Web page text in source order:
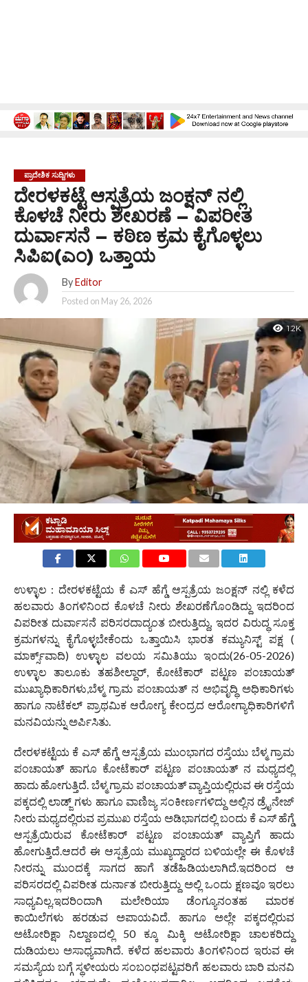
ಪ್ರಾದೇಶಿಕ ಸುದ್ದಿಗಳು
ದೇರಳಕಟ್ಟೆ ಆಸ್ಪತ್ರೆಯ ಜಂಕ್ಷನ್ ನಲ್ಲಿ
ಕೊಳಚೆ ನೀರು ಶೇಖರಣೆ – ವಿಪರೀತ
ದುರ್ವಾಸನೆ – ಕಠಿಣ ಕ್ರಮ ಕೈಗೊಳ್ಳಲು
ಸಿಪಿಐ(ಎಂ) ಒತ್ತಾಯ
By Editor
Posted on May 26, 2026
1.2K
ಉಳ್ಳಾಲ : ದೇರಳಕಟ್ಟೆಯ ಕೆ ಎಸ್ ಹೆಗ್ಡೆ ಆಸ್ಪತ್ರೆಯ ಜಂಕ್ಷನ್ ನಲ್ಲಿ ಕಳೆದ
ಹಲವಾರು ತಿಂಗಳಿನಿಂದ ಕೊಳಚೆ ನೀರು ಶೇಖರಣೆಗೊಂಡಿದ್ದು ಇದರಿಂದ
ವಿಪರೀತ ದುರ್ವಾಸನೆ ಪರಿಸರದಾದ್ಯಂತ ಬೀರುತ್ತಿದ್ದು, ಇದರ ವಿರುದ್ಧ ಸೂಕ್ತ
ಕ್ರಮಗಳನ್ನು ಕೈಗೊಳ್ಳಬೇಕೆಂದು ಒತ್ತಾಯಿಸಿ ಭಾರತ ಕಮ್ಯುನಿಸ್ಟ್ ಪಕ್ಷ (
ಮಾರ್ಕ್ಸ್‌ವಾದಿ) ಉಳ್ಳಾಲ ವಲಯ ಸಮಿತಿಯು ಇಂದು(26-05-2026)
ಉಳ್ಳಾಲ ತಾಲೂಕು ತಹಶೀಲ್ದಾರ್, ಕೋಟೆಕಾರ್ ಪಟ್ಟಣ ಪಂಚಾಯತ್
ಮುಖ್ಯಾಧಿಕಾರಿಗಳು,ಬೆಳ್ಮ ಗ್ರಾಮ ಪಂಚಾಯತ್ ನ‌ ಅಭಿವೃದ್ಧಿ ಅಧಿಕಾರಿಗಳು
ಹಾಗೂ ನಾಟೆಕಲ್ ಪ್ರಾಥಮಿಕ ಆರೋಗ್ಯ ಕೇಂದ್ರದ ಆರೋಗ್ಯಾಧಿಕಾರಿಗಳಿಗೆ
ಮನವಿಯನ್ನು ಅರ್ಪಿಸಿತು.
ದೇರಳಕಟ್ಟೆಯ ಕೆ ಎಸ್ ಹೆಗ್ಡೆ ಆಸ್ಪತ್ರೆಯ ಮುಂಭಾಗದ ರಸ್ತೆಯು ಬೆಳ್ಮ ಗ್ರಾಮ
ಪಂಚಾಯತ್ ಹಾಗೂ ಕೋಟೆಕಾರ್ ಪಟ್ಟಣ ಪಂಚಾಯತ್ ನ‌ ಮಧ್ಯದಲ್ಲಿ
ಹಾದು ಹೋಗುತ್ತಿದೆ. ಬೆಳ್ಮ ಗ್ರಾಮ ಪಂಚಾಯತ್ ವ್ಯಾಪ್ತಿಯಲ್ಲಿರುವ ಈ ರಸ್ತೆಯ
ಪಕ್ಕದಲ್ಲಿ ಲಾಡ್ಜ್ ಗಳು ಹಾಗೂ ವಾಣಿಜ್ಯ ಸಂಕೀರ್ಣಗಳಿದ್ದು ಅಲ್ಲಿನ ಡ್ರೈನೇಜ್
ನೀರು ಮಧ್ಯದಲ್ಲಿರುವ ಪ್ರಮುಖ ರಸ್ತೆಯ ಅಡಿಭಾಗದಲ್ಲಿ ಬಂದು ಕೆ ಎಸ್ ಹೆಗ್ಡೆ
ಆಸ್ಪತ್ರೆಯಿರುವ ಕೋಟೆಕಾರ್‌ ಪಟ್ಟಣ ಪಂಚಾಯತ್ ವ್ಯಾಪ್ತಿಗೆ ಹಾದು
ಹೋಗುತ್ತಿದೆ.ಆದರೆ ಈ ಆಸ್ಪತ್ರೆಯ ಮುಖ್ಯದ್ವಾರದ ಬಳಿಯಲ್ಲೇ ಈ ಕೊಳಚೆ
ನೀರನ್ನು ಮುಂದಕ್ಕೆ ಸಾಗದ ಹಾಗೆ ತಡೆಹಿಡಿಯಲಾಗಿದೆ.ಇದರಿಂದ ಆ
ಪರಿಸರದಲ್ಲಿ ವಿಪರೀತ ದುರ್ನಾತ ಬೀರುತ್ತಿದ್ದು ಅಲ್ಲಿ ಒಂದು ಕ್ಷಣವೂ ಇರಲು
ಸಾಧ್ಯವಿಲ್ಲ.ಇದರಿಂದಾಗಿ ಮಲೇರಿಯಾ ಡೆಂಗ್ಯೂನಂತಹ ಮಾರಕ
ಕಾಯಿಲೆಗಳು ಹರಡುವ ಅಪಾಯವಿದೆ. ಹಾಗೂ ಅಲ್ಲೇ ಪಕ್ಕದಲ್ಲಿರುವ
ಅಟೋರಿಕ್ಷಾ ನಿಲ್ದಾಣದಲ್ಲಿ 50 ಕ್ಕೂ ಮಿಕ್ಕಿ ಅಟೋರಿಕ್ಷಾ ಚಾಲಕರಿದ್ದು
ದುಡಿಯಲು ಅಸಾಧ್ಯವಾಗಿದೆ. ಕಳೆದ ಹಲವಾರು ತಿಂಗಳಿನಿಂದ ಇರುವ ಈ
ಸಮಸ್ಯೆಯ ಬಗ್ಗೆ ಸ್ಥಳೀಯರು ಸಂಬಂಧಪಟ್ಟವರಿಗೆ ಹಲವಾರು ಬಾರಿ ಮನವಿ